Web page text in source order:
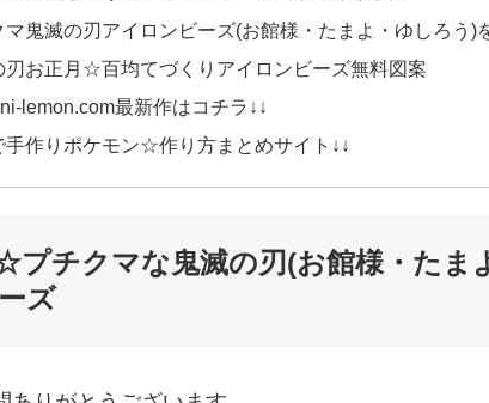
マ鬼滅の刃アイロンビーズ(お館様・たまよ・ゆしろう)
刃お正月☆百均てづくりアイロンビーズ無料図案
lemon.com最新作はコチラ↓↓
手作りポケモン☆作り方まとめサイト↓↓
プチクマな鬼滅の刃(お館様・たま
ズ